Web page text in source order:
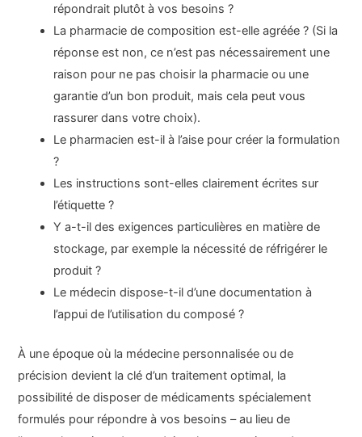
répondrait plutôt à vos besoins ?
La pharmacie de composition est-elle agréée ? (Si la
réponse est non, ce n’est pas nécessairement une
raison pour ne pas choisir la pharmacie ou une
garantie d’un bon produit, mais cela peut vous
rassurer dans votre choix).
Le pharmacien est-il à l’aise pour créer la formulation
?
Les instructions sont-elles clairement écrites sur
l’étiquette ?
Y a-t-il des exigences particulières en matière de
stockage, par exemple la nécessité de réfrigérer le
produit ?
Le médecin dispose-t-il d’une documentation à
l’appui de l’utilisation du composé ?
À une époque où la médecine personnalisée ou de
précision devient la clé d’un traitement optimal, la
possibilité de disposer de médicaments spécialement
formulés pour répondre à vos besoins – au lieu de